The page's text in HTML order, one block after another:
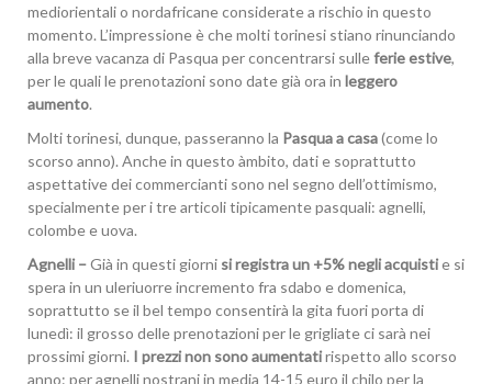
mediorientali o nordafricane considerate a rischio in questo
momento. L’impressione è che molti torinesi stiano rinunciando
alla breve vacanza di Pasqua per concentrarsi sulleferie estive,
per le quali le prenotazioni sono date già ora in leggero
aumento.
Molti torinesi, dunque, passeranno la Pasqua a casa(come lo
scorso anno). Anche in questo àmbito, dati e soprattutto
aspettative dei commercianti sono nel segno dell’ottimismo,
specialmente per i tre articoli tipicamente pasquali: agnelli,
colombe e uova.
Agnelli –Già in questi giorni si registra un +5% negli acquistie si
spera in un uleriuorre incremento fra sdabo e domenica,
soprattutto se il bel tempo consentirà la gita fuori porta di
lunedì: il grosso delle prenotazioni per le grigliate ci sarà nei
prossimi giorni. I prezzi non sono aumentatirispetto allo scorso
anno: per agnelli nostrani in media 14-15 euro il chilo per la